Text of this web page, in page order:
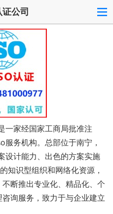
公司
一家经国家工商局批准注
务机构。总部位于南宁，
设计能力、出色的方案实施
知识型组织和网络化资源，
断推出专业化、精品化、个
询服务，致力于与企业建立